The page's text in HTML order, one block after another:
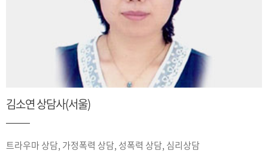
김소연 상담사(서울)
트라우마 상담, 가정폭력 상담, 성폭력 상담, 심리상담